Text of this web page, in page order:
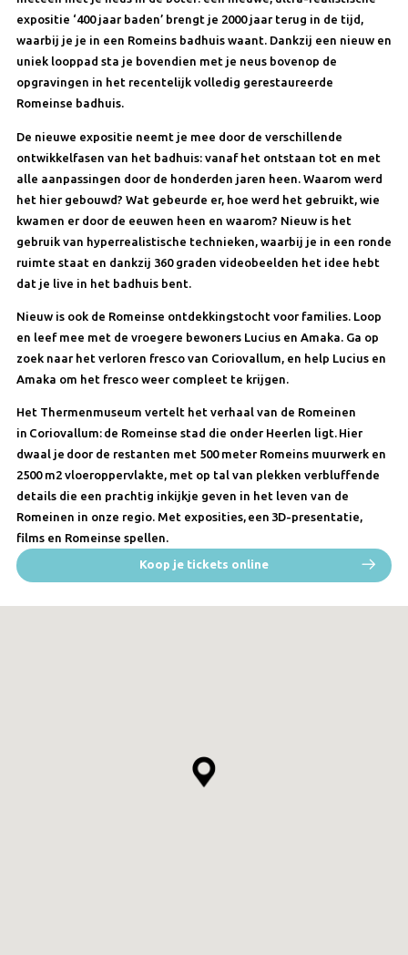
expositie ‘400 jaar baden’ brengt je 2000 jaar terug in de tijd,
waarbij je je in een Romeins badhuis waant. Dankzij een nieuw en
uniek looppad sta je bovendien met je neus bovenop de
opgravingen in het recentelijk volledig gerestaureerde
Romeinse badhuis.
De nieuwe expositie neemt je mee door de verschillende
ontwikkelfasen van het badhuis: vanaf het ontstaan tot en met
alle aanpassingen door de honderden jaren heen. Waarom werd
het hier gebouwd? Wat gebeurde er, hoe werd het gebruikt, wie
kwamen er door de eeuwen heen en waarom? Nieuw is het
gebruik van hyperrealistische technieken, waarbij je in een ronde
ruimte staat en dankzij 360 graden videobeelden het idee hebt
dat je live in het badhuis bent.
Nieuw is ook de Romeinse ontdekkingstocht voor families. Loop
en leef mee met de vroegere bewoners Lucius en Amaka. Ga op
zoek naar het verloren fresco van Coriovallum, en help Lucius en
Amaka om het fresco weer compleet te krijgen.
Het Thermenmuseum vertelt het verhaal van de Romeinen
in Coriovallum: de Romeinse stad die onder Heerlen ligt. Hier
dwaal je door de restanten met 500 meter Romeins muurwerk en
2500 m2 vloeroppervlakte, met op tal van plekken verbluffende
details die een prachtig inkijkje geven in het leven van de
Romeinen in onze regio. Met exposities, een 3D-presentatie,
films en Romeinse spellen.
Koop je tickets online